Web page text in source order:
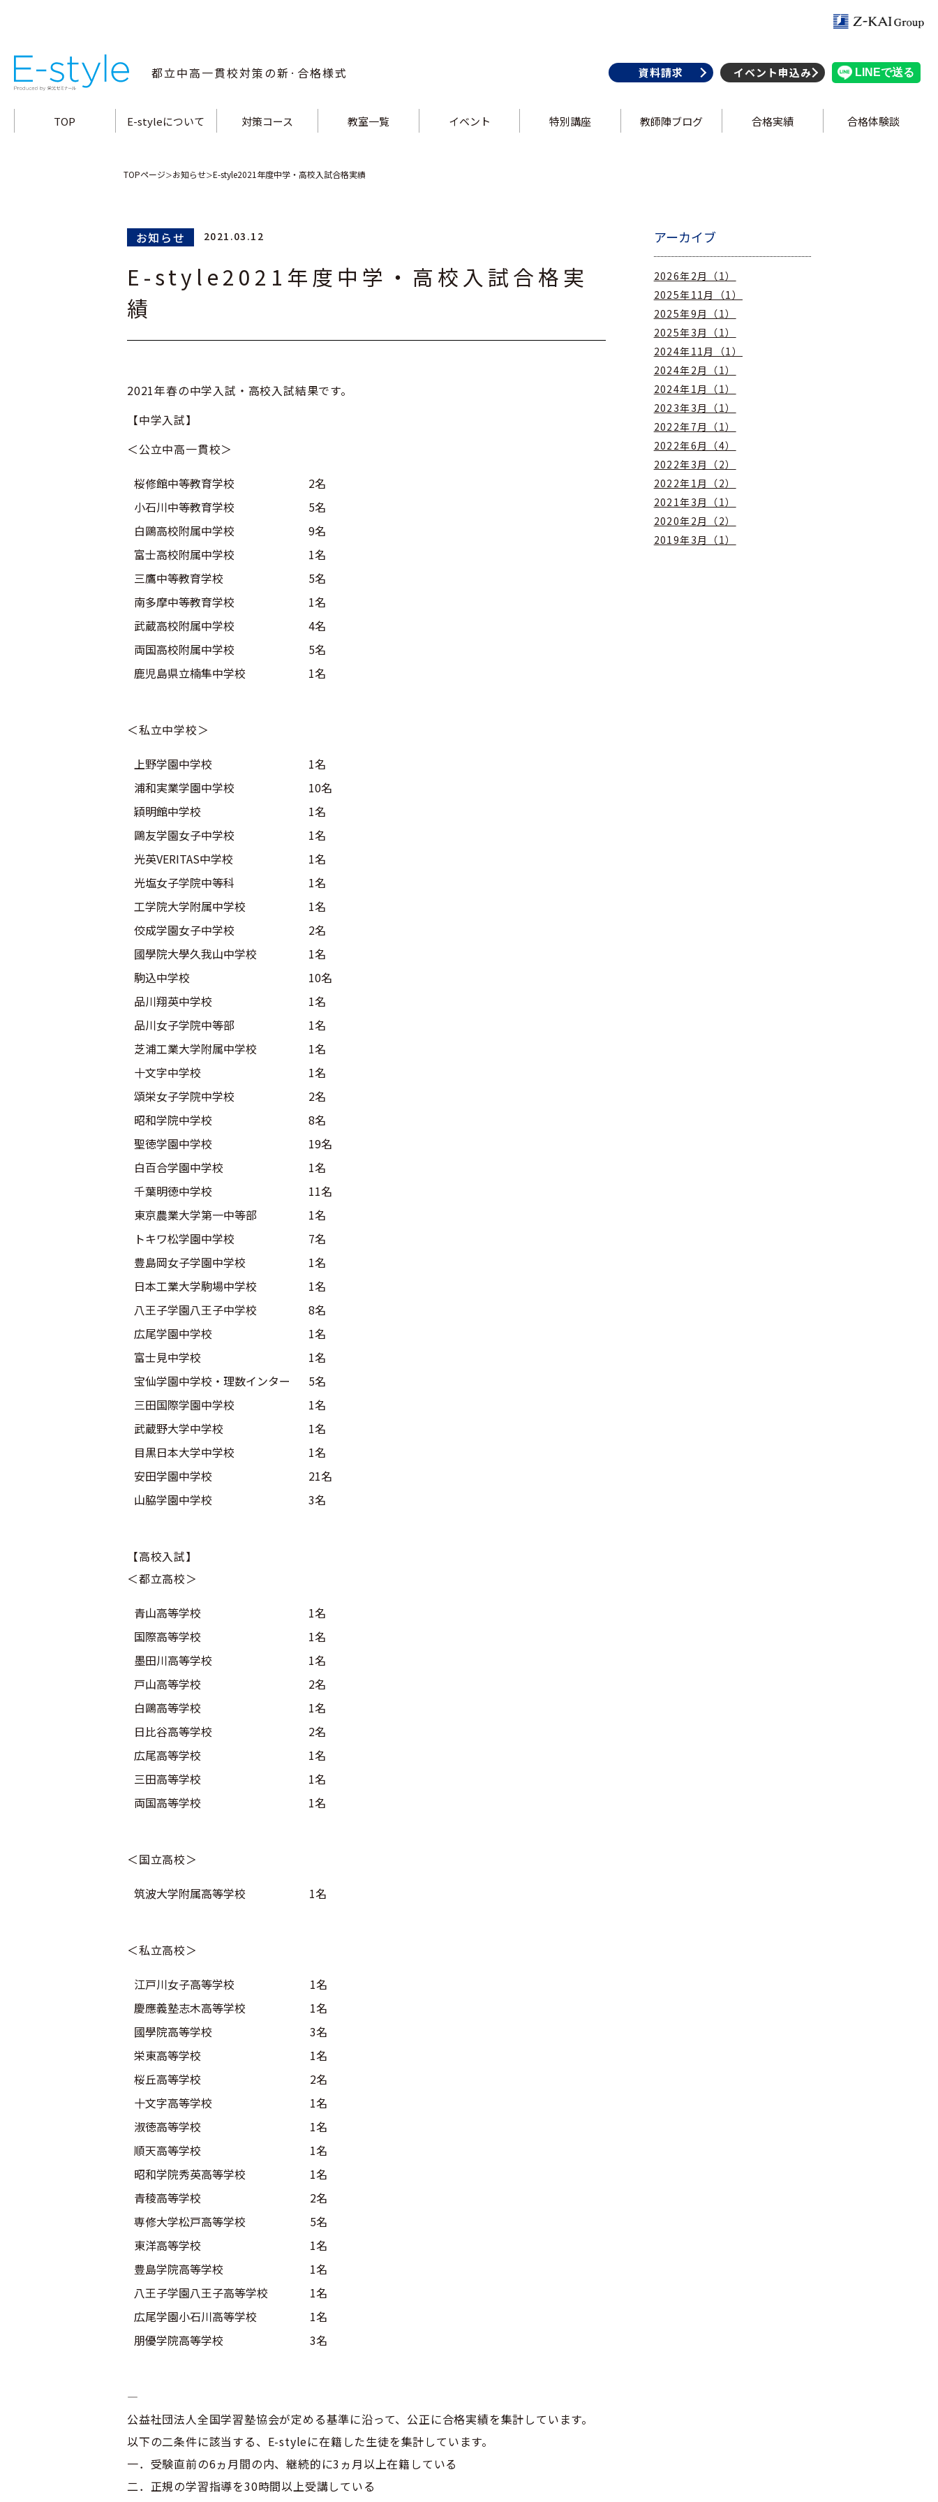
都立中高一貫校対策の新·合格様式 資料請求 イベント申込み
TOP E-styleについて 対策コース 教室一覧 イベント 特別講座 教師陣ブログ 合格実績 合格体験談
TOPページ＞お知らせ＞E-style2021年度中学・高校入試合格実績
お知らせ 2021.03.12
E-style2021年度中学・高校入試合格実
績
2021年春の中学入試・高校入試結果です。
【中学入試】
＜公立中高一貫校＞
桜修館中等教育学校
2名
小石川中等教育学校
5名
白鷗高校附属中学校
9名
富士高校附属中学校
1名
三鷹中等教育学校
5名
南多摩中等教育学校
1名
武蔵高校附属中学校
4名
両国高校附属中学校
5名
鹿児島県立楠隼中学校
1名
＜私立中学校＞
上野学園中学校
1名
浦和実業学園中学校
10名
穎明館中学校
1名
鷗友学園女子中学校
1名
光英VERITAS中学校
1名
光塩女子学院中等科
1名
工学院大学附属中学校
1名
佼成学園女子中学校
2名
國學院大學久我山中学校
1名
駒込中学校
10名
品川翔英中学校
1名
品川女子学院中等部
1名
芝浦工業大学附属中学校
1名
十文字中学校
1名
頌栄女子学院中学校
2名
昭和学院中学校
8名
聖徳学園中学校
19名
白百合学園中学校
1名
千葉明徳中学校
11名
東京農業大学第一中等部
1名
トキワ松学園中学校
7名
豊島岡女子学園中学校
1名
日本工業大学駒場中学校
1名
八王子学園八王子中学校
8名
広尾学園中学校
1名
富士見中学校
1名
宝仙学園中学校・理数インター
5名
三田国際学園中学校
1名
武蔵野大学中学校
1名
目黒日本大学中学校
1名
安田学園中学校
21名
山脇学園中学校
3名
【高校入試】
＜都立高校＞
青山高等学校
1名
国際高等学校
1名
墨田川高等学校
1名
戸山高等学校
2名
白鷗高等学校
1名
日比谷高等学校
2名
広尾高等学校
1名
三田高等学校
1名
両国高等学校
1名
＜国立高校＞
筑波大学附属高等学校 1名
＜私立高校＞
江戸川女子高等学校
1名
慶應義塾志木高等学校
1名
國學院高等学校
3名
栄東高等学校
1名
桜丘高等学校
2名
十文字高等学校
1名
淑徳高等学校
1名
順天高等学校
1名
昭和学院秀英高等学校
1名
青稜高等学校
2名
専修大学松戸高等学校
5名
東洋高等学校
1名
豊島学院高等学校
1名
八王子学園八王子高等学校
1名
広尾学園小石川高等学校
1名
朋優学院高等学校
3名
—
公益社団法人全国学習塾協会が定める基準に沿って、公正に合格実績を集計しています。
以下の二条件に該当する、E-styleに在籍した生徒を集計しています。
一．受験直前の6ヵ月間の内、継続的に3ヵ月以上在籍している
二．正規の学習指導を30時間以上受講している
アーカイブ
2026年2月（1）
2025年11月（1）
2025年9月（1）
2025年3月（1）
2024年11月（1）
2024年2月（1）
2024年1月（1）
2023年3月（1）
2022年7月（1）
2022年6月（4）
2022年3月（2）
2022年1月（2）
2021年3月（1）
2020年2月（2）
2019年3月（1）